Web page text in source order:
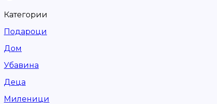
Категории
Подароци
Дом
Убавина
Деца
Миленици